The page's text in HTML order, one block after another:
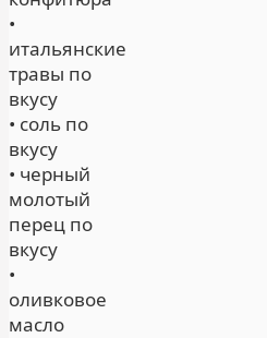
•
итальянские
травы по
вкусу
• соль по
вкусу
• черный
молотый
перец по
вкусу
•
оливковое
масло